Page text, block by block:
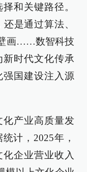
和关键路径。
是通过算法、
画……数智科技
时代文化传承
国建设注入源
化产业高质量发
计，2025年，
企业营业收入